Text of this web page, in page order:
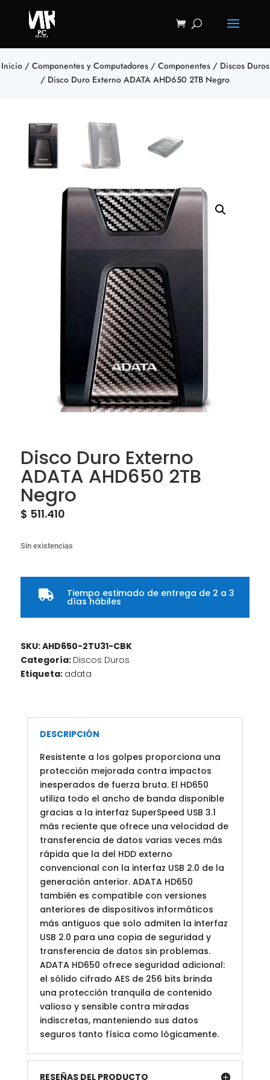
Inicio/ Componentes y Computadores/ Componentes/ Discos Duros
/ Disco Duro Externo ADATA AHD650 2TB Negro
Disco Duro Externo
ADATA AHD650 2TB
Negro
$ 511.410
Sin existencias
 Tiempo estimado de entrega de 2 a 3
días hábiles
SKU:AHD650-2TU31-CBK
Categoría: Discos Duros
Etiqueta: adata
DESCRIPCIÓN
Resistente a los golpes proporciona una
protección mejorada contra impactos
inesperados de fuerza bruta. El HD650
utiliza todo el ancho de banda disponible
gracias a la interfaz SuperSpeed USB 3.1
más reciente que ofrece una velocidad de
transferencia de datos varias veces más
rápida que la del HDD externo
convencional con la interfaz USB 2.0 de la
generación anterior. ADATA HD650
también es compatible con versiones
anteriores de dispositivos informáticos
más antiguos que solo admiten la interfaz
USB 2.0 para una copia de seguridad y
transferencia de datos sin problemas.
ADATA HD650 ofrece seguridad adicional:
el sólido cifrado AES de 256 bits brinda
una protección tranquila de contenido
valioso y sensible contra miradas
indiscretas, manteniendo sus datos
seguros tanto física como lógicamente.
RESEÑAS DEL PRODUCTO